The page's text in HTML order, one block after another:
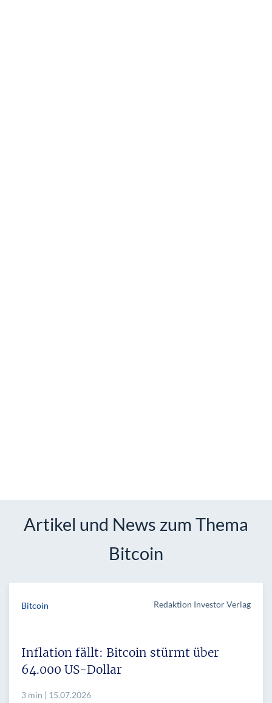
Artikel und News zum Thema
Bitcoin
Bitcoin Redaktion Investor Verlag
Inflation fällt: Bitcoin stürmt über
64.000 US-Dollar
3 min | 15.07.2026